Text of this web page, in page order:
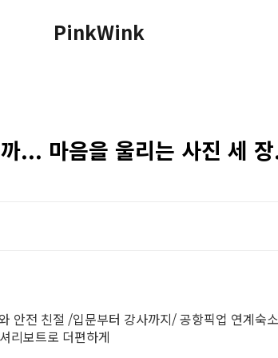
PinkWink
... 마음을 울리는 사진 세
리보트로 더편하게